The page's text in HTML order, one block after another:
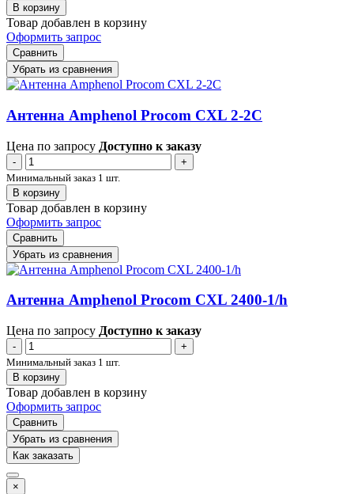
В корзину
Товар добавлен в корзину
Оформить запрос
Сравнить
Убрать из сравнения
Антенна Amphenol Procom CXL 2-2C
Цена по запросу Доступно к заказу
-
+
Минимальный заказ 1 шт.
В корзину
Товар добавлен в корзину
Оформить запрос
Сравнить
Убрать из сравнения
Антенна Amphenol Procom CXL 2400-1/h
Цена по запросу Доступно к заказу
-
+
Минимальный заказ 1 шт.
В корзину
Товар добавлен в корзину
Оформить запрос
Сравнить
Убрать из сравнения
Как заказать
×